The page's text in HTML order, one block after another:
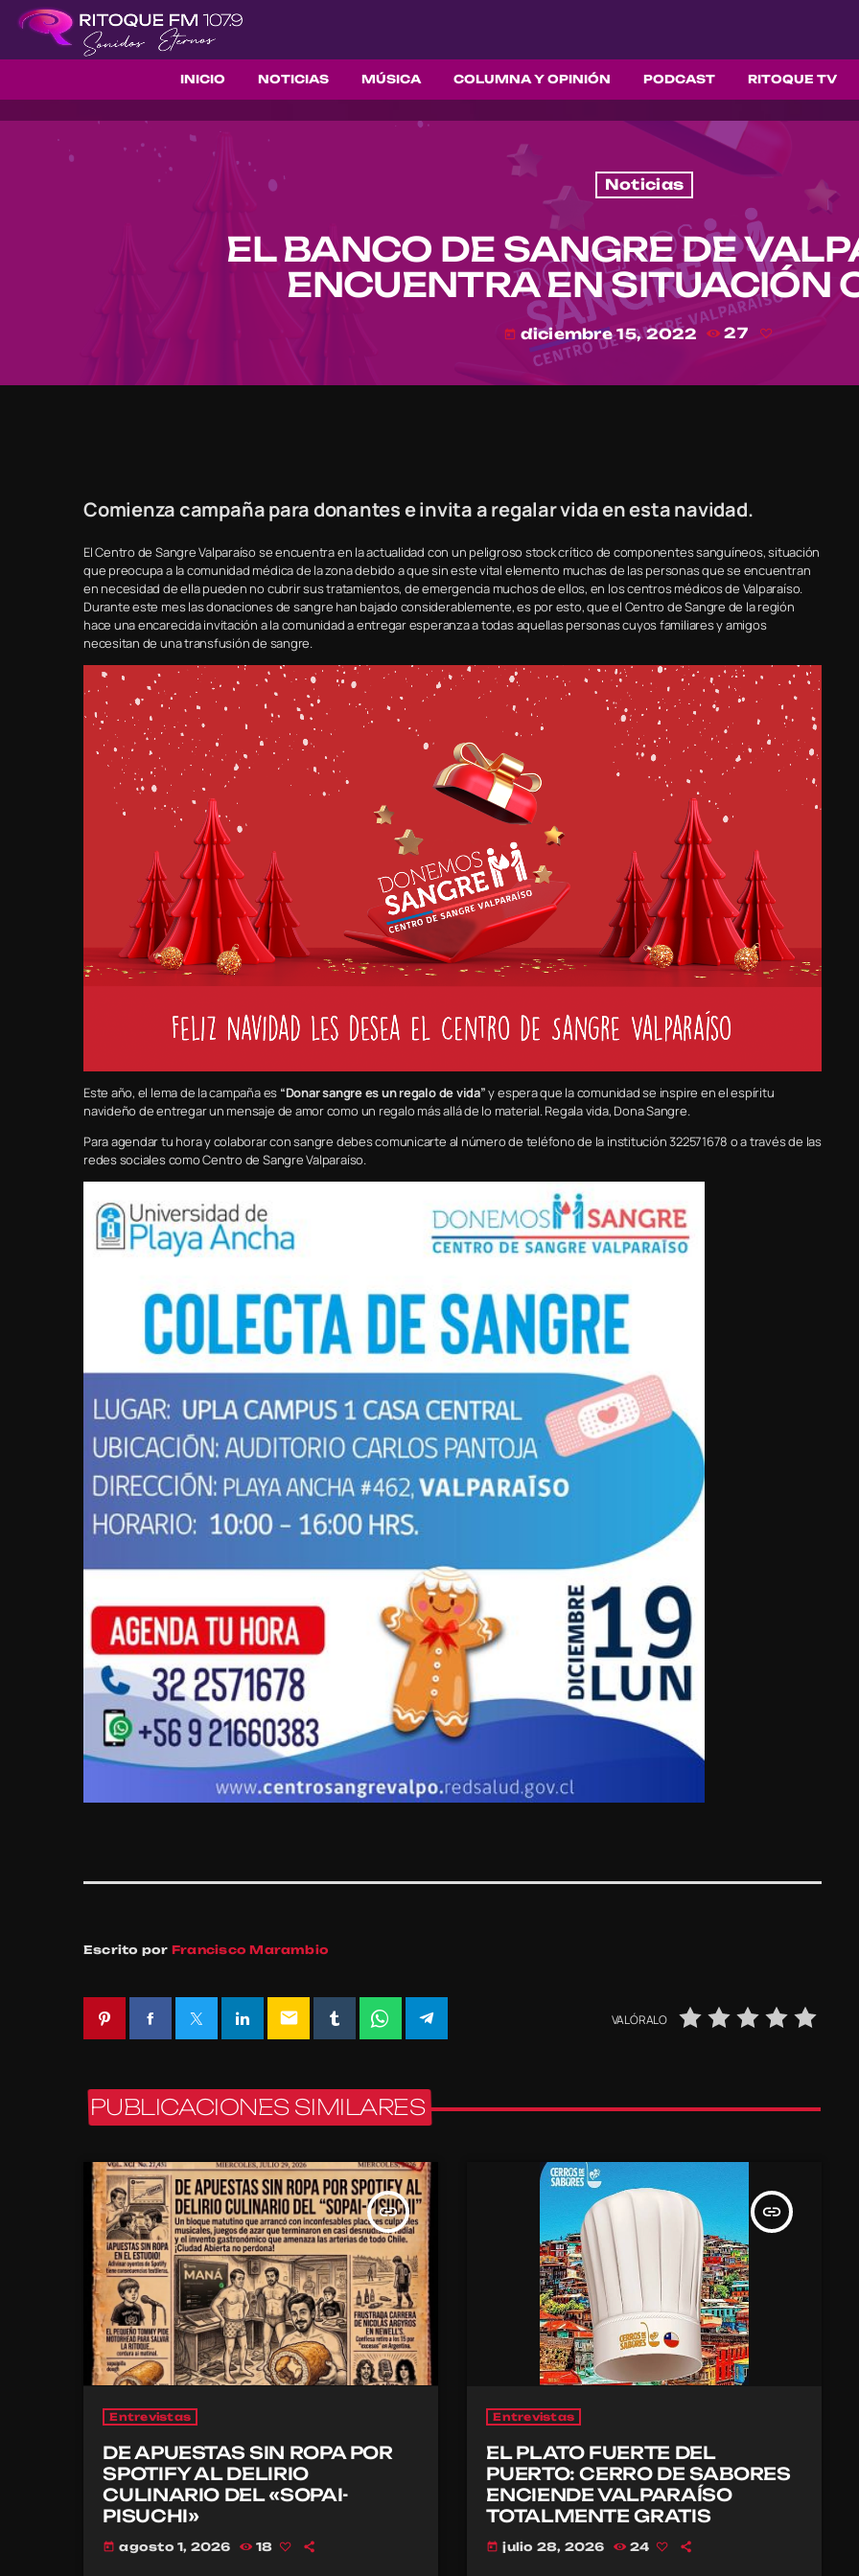
INICIO NOTICIAS MÚSICA COLUMNA Y OPINIÓN PODCAST RITOQUE TV
Noticias
EL BANCO DE SANGRE DE
ENCUENTRA EN SITUACIÓN
today diciembre 15, 2022 27
Comienza campaña para donantes e invita a regalar vida en esta navidad.
El Centro de Sangre Valparaíso se encuentra en la actualidad con un peligroso stock crítico de componentes sanguíneos, situación
que preocupa a la comunidad médica de la zona debido a que sin este vital elemento muchas de las personas que se encuentran
en necesidad de ella pueden no cubrir sus tratamientos, de emergencia muchos de ellos, en los centros médicos de Valparaíso.
Durante este mes las donaciones de sangre han bajado considerablemente, es por esto, que el Centro de Sangre de la región
hace una encarecida invitación a la comunidad a entregar esperanza a todas aquellas personas cuyos familiares y amigos
necesitan de una transfusión de sangre.
Este año, el lema de la campaña es “Donar sangre es un regalo de vida”y espera que la comunidad se inspire en el espíritu
navideño de entregar un mensaje de amor como un regalo más allá de lo material. Regala vida, Dona Sangre.
Para agendar tu hora y colaborar con sangre debes comunicarte al número de teléfono de la institución 322571678 o a través de las
redes sociales como Centro de Sangre Valparaíso.
Escrito por Francisco Marambio
email VALÓRALO
PUBLICACIONES SIMILARES
insert_link
Entrevistas
DE APUESTAS SIN ROPA POR
SPOTIFY AL DELIRIO
CULINARIO DEL «SOPAI-
PISUCHI»
today agosto 1, 2026 18
insert_link
Entrevistas
EL PLATO FUERTE DEL
PUERTO: CERRO DE SABORES
ENCIENDE VALPARAÍSO
TOTALMENTE GRATIS
today julio 28, 2026 24